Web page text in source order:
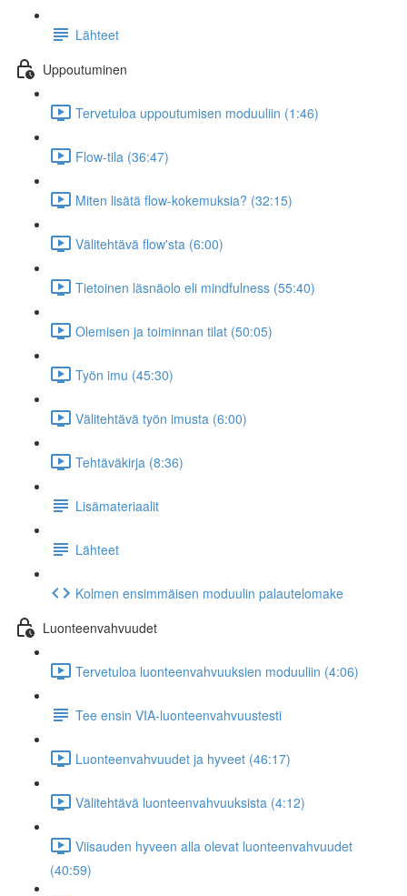
Lähteet
Uppoutuminen
Tervetuloa uppoutumisen moduuliin (1:46)
Flow-tila (36:47)
Miten lisätä flow-kokemuksia? (32:15)
Välitehtävä flow'sta (6:00)
Tietoinen läsnäolo eli mindfulness (55:40)
Olemisen ja toiminnan tilat (50:05)
Työn imu (45:30)
Välitehtävä työn imusta (6:00)
Tehtäväkirja (8:36)
Lisämateriaalit
Lähteet
Kolmen ensimmäisen moduulin palautelomake
Luonteenvahvuudet
Tervetuloa luonteenvahvuuksien moduuliin (4:06)
Tee ensin VIA-luonteenvahvuustesti
Luonteenvahvuudet ja hyveet (46:17)
Välitehtävä luonteenvahvuuksista (4:12)
Viisauden hyveen alla olevat luonteenvahvuudet
(40:59)